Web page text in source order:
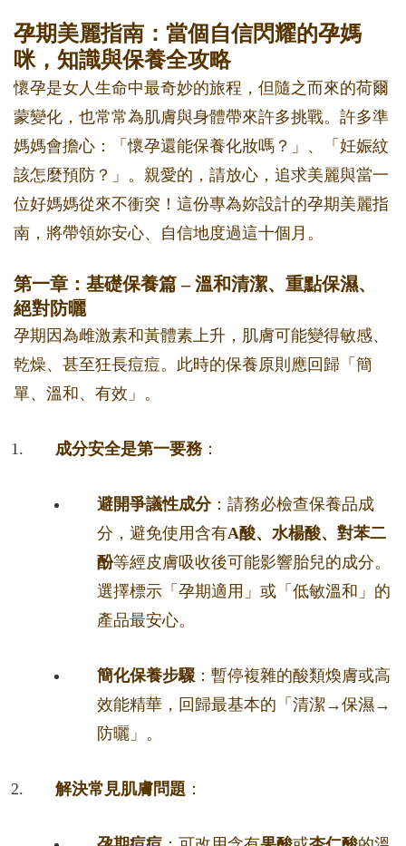
孕期美麗指南：當個自信閃耀的孕媽
咪，知識與保養全攻略
懷孕是女人生命中最奇妙的旅程，但隨之而來的荷爾
蒙變化，也常常為肌膚與身體帶來許多挑戰。許多準
媽媽會擔心：「懷孕還能保養化妝嗎？」、「妊娠紋
該怎麼預防？」。親愛的，請放心，追求美麗與當一
位好媽媽從來不衝突！這份專為妳設計的孕期美麗指
南，將帶領妳安心、自信地度過這十個月。
第一章：基礎保養篇 – 溫和清潔、重點保濕、
絕對防曬
孕期因為雌激素和黃體素上升，肌膚可能變得敏感、
乾燥、甚至狂長痘痘。此時的保養原則應回歸「簡
單、溫和、有效」。
成分安全是第一要務：
避開爭議性成分：請務必檢查保養品成
分，避免使用含有A酸、水楊酸、對苯二
酚等經皮膚吸收後可能影響胎兒的成分。
選擇標示「孕期適用」或「低敏溫和」的
產品最安心。
簡化保養步驟 ：暫停複雜的酸類煥膚或高
效能精華，回歸最基本的「清潔→保濕→
防曬」。
解決常見肌膚問題 ：